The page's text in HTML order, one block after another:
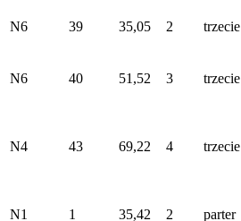
N6 39 35,05 2 trzecie
N6 40 51,52 3 trzecie
N4 43 69,22 4 trzecie
N1 1 35,42 2 parter